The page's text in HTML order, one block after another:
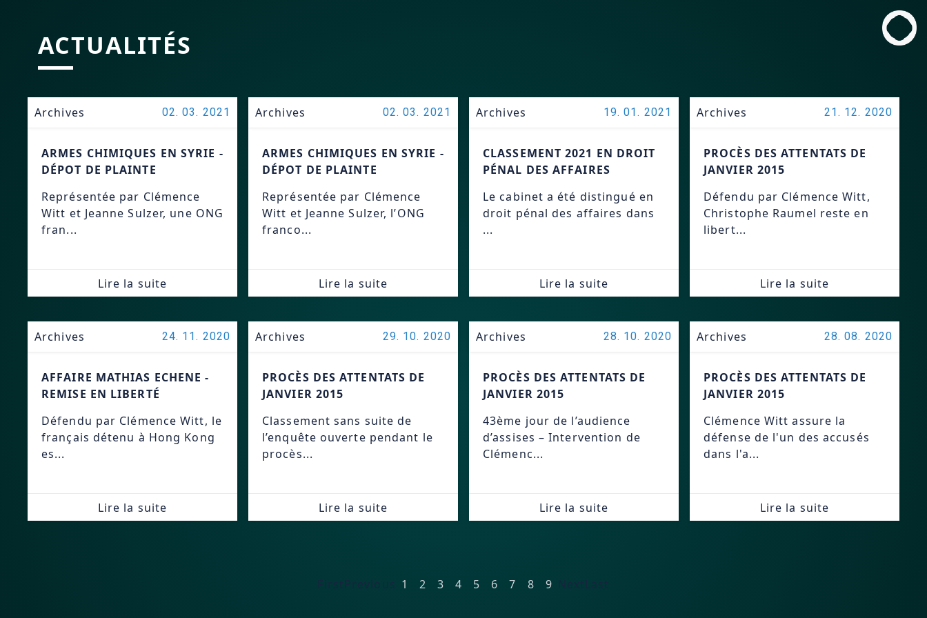
ACTUALITÉS
Archives 02. 03. 2021
ARMES CHIMIQUES EN SYRIE -
DÉPOT DE PLAINTE
Représentée par Clémence
Witt et Jeanne Sulzer, une ONG
fran...
Lire la suite
Archives 02. 03. 2021
ARMES CHIMIQUES EN SYRIE -
DÉPOT DE PLAINTE
Représentée par Clémence
Witt et Jeanne Sulzer, l’ONG
franco...
Lire la suite
Archives 19. 01. 2021
CLASSEMENT 2021 EN DROIT
PÉNAL DES AFFAIRES
Le cabinet a été distingué en
droit pénal des affaires dans
...
Lire la suite
Archives 21. 12. 2020
PROCÈS DES ATTENTATS DE
JANVIER 2015
Défendu par Clémence Witt,
Christophe Raumel reste en
libert...
Lire la suite
Archives 24. 11. 2020
AFFAIRE MATHIAS ECHENE -
REMISE EN LIBERTÉ
Défendu par Clémence Witt, le
français détenu à Hong Kong
es...
Lire la suite
Archives 29. 10. 2020
PROCÈS DES ATTENTATS DE
JANVIER 2015
Classement sans suite de
l’enquête ouverte pendant le
procès...
Lire la suite
Archives 28. 10. 2020
PROCÈS DES ATTENTATS DE
JANVIER 2015
43ème jour de l’audience
d’assises – Intervention de
Clémenc...
Lire la suite
Archives 28. 08. 2020
PROCÈS DES ATTENTATS DE
JANVIER 2015
Clémence Witt assure la
défense de l'un des accusés
dans l'a...
Lire la suite
First Previous 1 2 3 4 5 6 7 8 9 Next Last